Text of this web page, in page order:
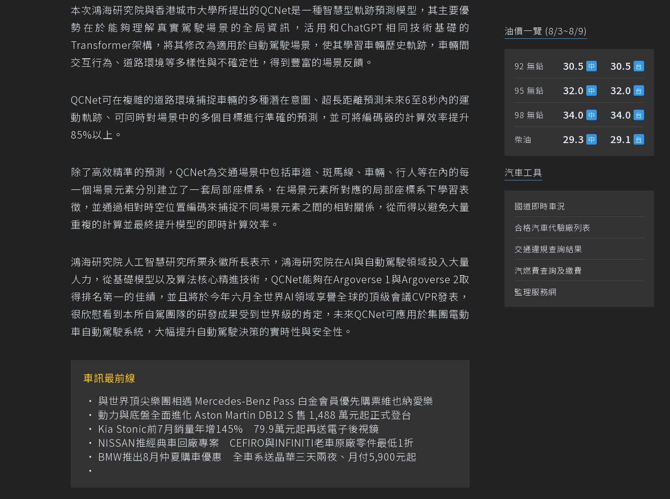
本次鴻海研究院與香港城市大學所提出的QCNet是一種智慧型軌跡預測模型，其主要優
勢在於能夠理解真實駕駛場景的全局資訊，活用和ChatGPT相同技術基礎的
Transformer架構，將其修改為適用於自動駕駛場景，使其學習車輛歷史軌跡，車輛間
交互行為、道路環境等多樣性與不確定性，得到豐富的場景反饋。
QCNet可在複雜的道路環境捕捉車輛的多種潛在意圖、超長距離預測未來6至8秒內的運
動軌跡、可同時對場景中的多個目標進行準確的預測，並可將編碼器的計算效率提升
85%以上。
除了高效精準的預測，QCNet為交通場景中包括車道、斑馬線、車輛、行人等在內的每
一個場景元素分別建立了一套局部座標系，在場景元素所對應的局部座標系下學習表
徵，並通過相對時空位置編碼來捕捉不同場景元素之間的相對關係，從而得以避免大量
重複的計算並最終提升模型的即時計算效率。
鴻海研究院人工智慧研究所栗永徽所長表示，鴻海研究院在AI與自動駕駛領域投入大量
人力，從基礎模型以及算法核心精進技術，QCNet能夠在Argoverse 1與Argoverse 2取
得排名第一的佳績，並且將於今年六月全世界AI領域享譽全球的頂級會議CVPR發表，
很欣慰看到本所自駕團隊的研發成果受到世界級的肯定，未來QCNet可應用於集團電動
車自動駕駛系統，大幅提升自動駕駛決策的實時性與安全性。
車訊最前線
與世界頂尖樂團相遇 Mercedes-Benz Pass 白金會員優先購票維也納愛樂
動力與底盤全面進化 Aston Martin DB12 S 售 1,488 萬元起正式登台
Kia Stonic前7月銷量年增145% 79.9萬元起再送電子後視鏡
NISSAN推經典車回廠專案 CEFIRO與INFINITI老車原廠零件最低1折
BMW推出8月仲夏購車優惠 全車系送晶華三天兩夜、月付5,900元起
油價一覽 (8/3~8/9)
92 無鉛 30.5 30.5
95 無鉛 32.0 32.0
98 無鉛 34.0 34.0
柴油 29.3 29.1
汽車工具
國道即時車況
合格汽車代驗廠列表
交通違規查詢結果
汽燃費查詢及繳費
監理服務網